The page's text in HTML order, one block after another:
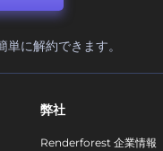
単に解約できます。
弊社
Renderforest 企業情報